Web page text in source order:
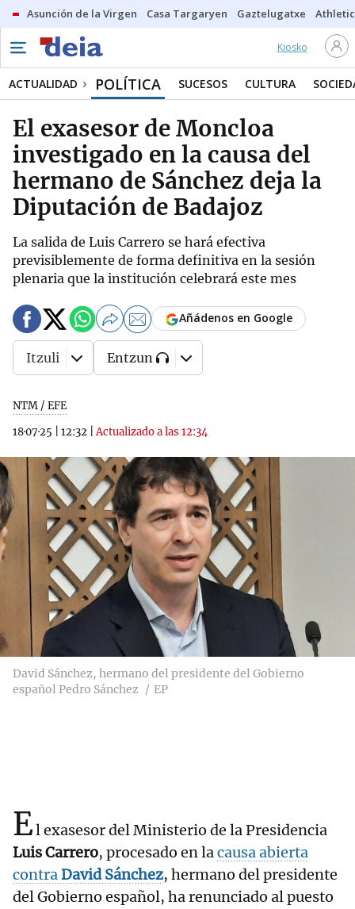
Asunción de la Virgen Casa Targaryen Gaztelugatxe Athletic
Kiosko
ACTUALIDAD POLÍTICA SUCESOS CULTURA
El exasesor de Moncloa
investigado en la causa del
hermano de Sánchez deja la
Diputación de Badajoz
La salida de Luis Carrero se hará efectiva
previsiblemente de forma definitiva en la sesión
plenaria que la institución celebrará este mes
NTM / EFE
18·07·25
12:32 |Actualizado a las 12:34
Añádenos en Google
Itzuli Entzun
David Sánchez, hermano del presidente del Gobierno
español Pedro Sánchez
EP
El exasesor del Ministerio de la Presidencia
Luis Carrero, procesado en lacausa abierta
contraDavid Sánchez, hermano del presidente
del Gobierno español, ha renunciado al puesto